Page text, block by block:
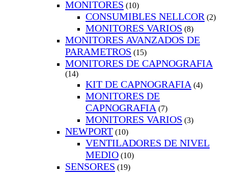
MONITORES (10)
CONSUMIBLES NELLCOR (2)
MONITORES VARIOS (8)
MONITORES AVANZADOS DE
PARAMETROS (15)
MONITORES DE CAPNOGRAFIA
(14)
KIT DE CAPNOGRAFIA (4)
MONITORES DE
CAPNOGRAFIA (7)
MONITORES VARIOS (3)
NEWPORT (10)
VENTILADORES DE NIVEL
MEDIO (10)
SENSORES (19)